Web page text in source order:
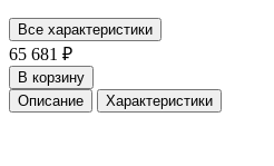
Все характеристики
65 681 ₽
В корзину
Описание
Характеристики